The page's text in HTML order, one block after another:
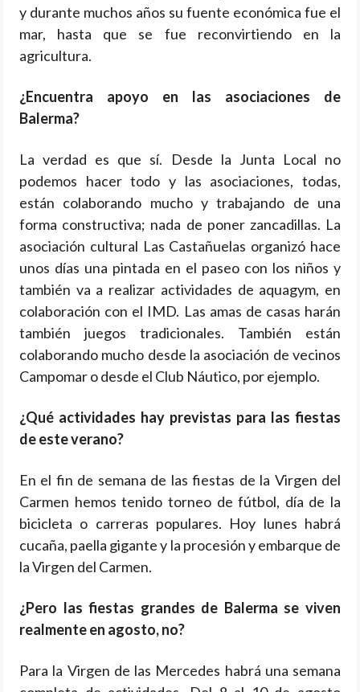
y durante muchos años su fuente económica fue el
mar, hasta que se fue reconvirtiendo en la
agricultura.
¿Encuentra apoyo en las asociaciones de
Balerma?
La verdad es que sí. Desde la Junta Local no
podemos hacer todo y las asociaciones, todas,
están colaborando mucho y trabajando de una
forma constructiva; nada de poner zancadillas. La
asociación cultural Las Castañuelas organizó hace
unos días una pintada en el paseo con los niños y
también va a realizar actividades de aquagym, en
colaboración con el IMD. Las amas de casas harán
también juegos tradicionales. También están
colaborando mucho desde la asociación de vecinos
Campomar o desde el Club Náutico, por ejemplo.
¿Qué actividades hay previstas para las fiestas
de este verano?
En el fin de semana de las fiestas de la Virgen del
Carmen hemos tenido torneo de fútbol, día de la
bicicleta o carreras populares. Hoy lunes habrá
cucaña, paella gigante y la procesión y embarque de
la Virgen del Carmen.
¿Pero las fiestas grandes de Balerma se viven
realmente en agosto, no?
Para la Virgen de las Mercedes habrá una semana